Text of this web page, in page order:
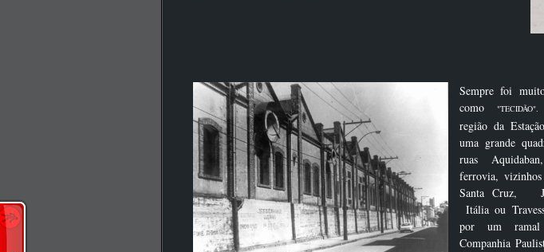
Sempre foi
como
"TECIDÃO".
região da
uma grande
ruas
ferrovia,
Santa Cruz,
Itália ou
por um
Companhia